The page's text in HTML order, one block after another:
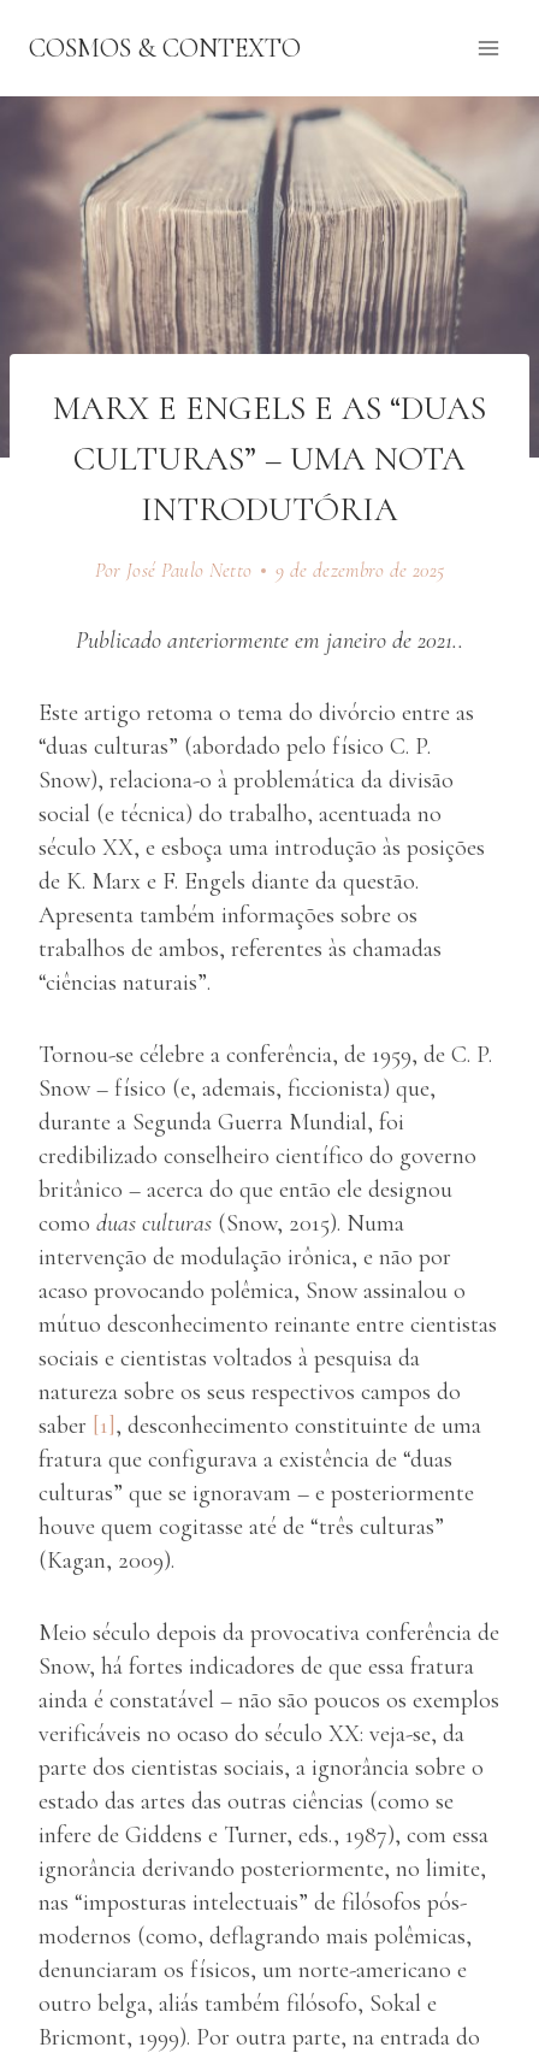
paraCOSMOS & CONTEXTO
MARX E ENGELS E AS “DUAS
CULTURAS” – UMA NOTA
INTRODUTÓRIA
Por José Paulo Netto 9 de dezembro de 2025
Publicado anteriormente em janeiro de 2021..
Este artigo retoma o tema do divórcio entre as
“duas culturas” (abordado pelo físico C. P.
Snow), relaciona-o à problemática da divisão
social (e técnica) do trabalho, acentuada no
século XX, e esboça uma introdução às posições
de K. Marx e F. Engels diante da questão.
Apresenta também informações sobre os
trabalhos de ambos, referentes às chamadas
“ciências naturais”.
Tornou-se célebre a conferência, de 1959, de C. P.
Snow – físico (e, ademais, ficcionista) que,
durante a Segunda Guerra Mundial, foi
credibilizado conselheiro científico do governo
britânico – acerca do que então ele designou
como duas culturas (Snow, 2015). Numa
intervenção de modulação irônica, e não por
acaso provocando polêmica, Snow assinalou o
mútuo desconhecimento reinante entre cientistas
sociais e cientistas voltados à pesquisa da
natureza sobre os seus respectivos campos do
saber [1], desconhecimento constituinte de uma
fratura que configurava a existência de “duas
culturas” que se ignoravam – e posteriormente
houve quem cogitasse até de “três culturas”
(Kagan, 2009).
Meio século depois da provocativa conferência de
Snow, há fortes indicadores de que essa fratura
ainda é constatável – não são poucos os exemplos
verificáveis no ocaso do século XX: veja-se, da
parte dos cientistas sociais, a ignorância sobre o
estado das artes das outras ciências (como se
infere de Giddens e Turner, eds., 1987), com essa
ignorância derivando posteriormente, no limite,
nas “imposturas intelectuais” de filósofos pós-
modernos (como, deflagrando mais polêmicas,
denunciaram os físicos, um norte-americano e
outro belga, aliás também filósofo, Sokal e
Bricmont, 1999). Por outra parte, na entrada do